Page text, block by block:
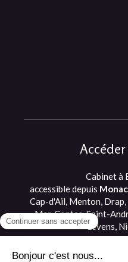
Cabinet à
accessible depuis
Cap-d'Ail, Menton,
Mer, Contes, Saint-
Levens,